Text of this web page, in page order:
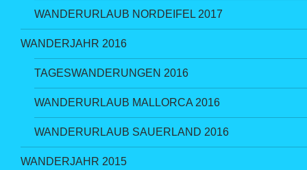
WANDERURLAUB NORDEIFEL 2017
WANDERJAHR 2016
TAGESWANDERUNGEN 2016
WANDERURLAUB MALLORCA 2016
WANDERURLAUB SAUERLAND 2016
WANDERJAHR 2015